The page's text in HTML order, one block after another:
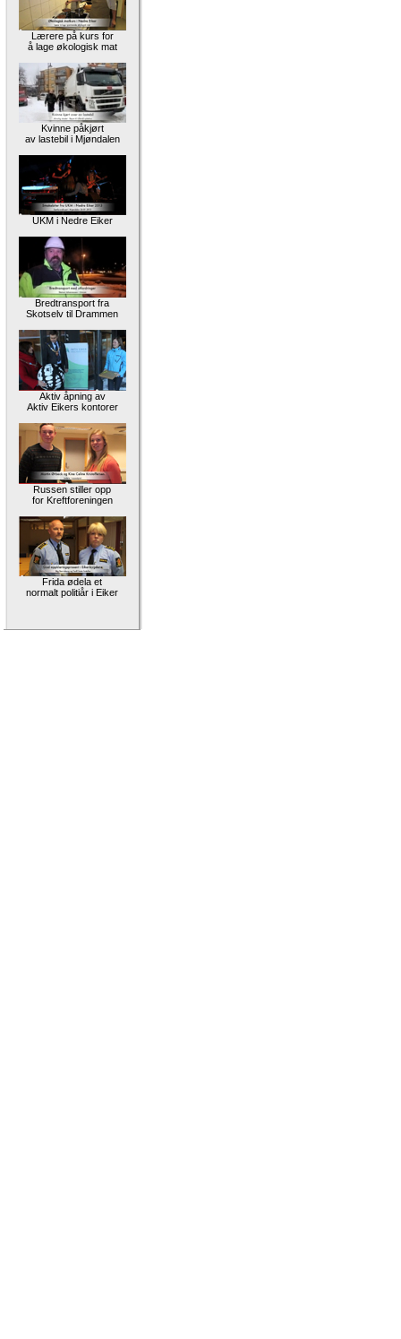
Lærere på kurs for
å lage økologisk mat
Kvinne påkjørt
av lastebil i Mjøndalen
UKM i Nedre Eiker
Bredtransport fra
Skotselv til Drammen
Aktiv åpning av
Aktiv Eikers kontorer
Russen stiller opp
for Kreftforeningen
Frida ødela et
normalt politiår i Eiker